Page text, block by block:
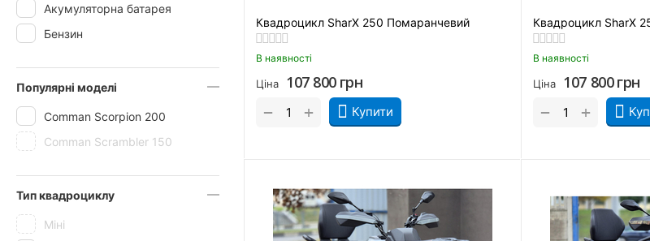
Квадроцикл SharX 250 Помаранчевий
В наявності
Ціна 107 800 грн
Купити
+
−
Квадроцикл SharX
В наявності
Ціна 107 800 грн
+
−
Акумуляторна батарея
Бензин
Популярні моделі
Comman Scorpion 200
Comman Scrambler 150
Тип квадроциклу
Міні